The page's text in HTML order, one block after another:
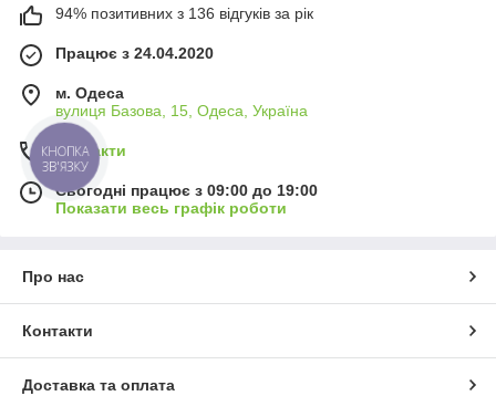
94% позитивних з 136 відгуків за рік
Працює з 24.04.2020
м. Одеса
вулиця Базова, 15, Одеса, Україна
Контакти
Сьогодні працює з 09:00 до 19:00
Показати весь графік роботи
Про нас
Контакти
Доставка та оплата
КНОПКА
ЗВ'ЯЗКУ